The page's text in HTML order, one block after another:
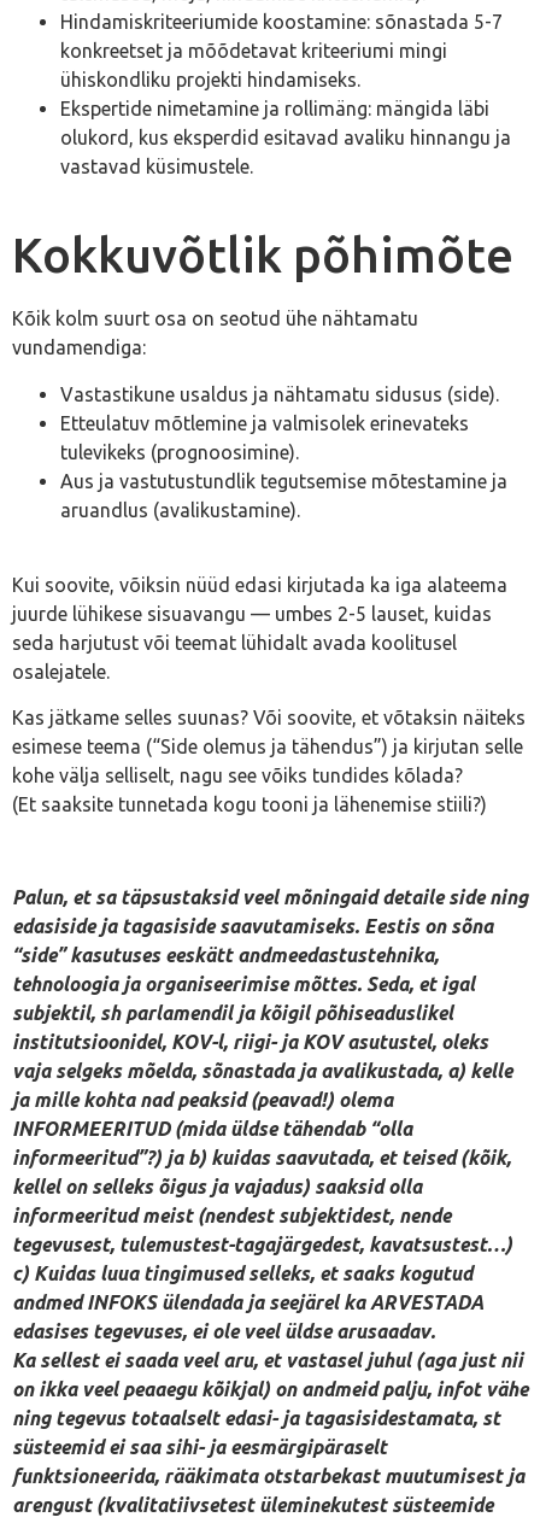
Hindamiskriteeriumide koostamine: sõnastada 5-7
konkreetset ja mõõdetavat kriteeriumi mingi
ühiskondliku projekti hindamiseks.
Ekspertide nimetamine ja rollimäng: mängida läbi
olukord, kus eksperdid esitavad avaliku hinnangu ja
vastavad küsimustele.
Kokkuvõtlik põhimõte
Kõik kolm suurt osa on seotud ühe nähtamatu
vundamendiga:
Vastastikune usaldus ja nähtamatu sidusus (side).
Etteulatuv mõtlemine ja valmisolek erinevateks
tulevikeks (prognoosimine).
Aus ja vastutustundlik tegutsemise mõtestamine ja
aruandlus (avalikustamine).
Kui soovite, võiksin nüüd edasi kirjutada ka iga alateema
juurde lühikese sisuavangu — umbes 2-5 lauset, kuidas
seda harjutust või teemat lühidalt avada koolitusel
osalejatele.
Kas jätkame selles suunas? Või soovite, et võtaksin näiteks
esimese teema (“Side olemus ja tähendus”) ja kirjutan selle
kohe välja selliselt, nagu see võiks tundides kõlada?
(Et saaksite tunnetada kogu tooni ja lähenemise stiili?)
Palun, et sa täpsustaksid veel mõningaid detaile side ning
edasiside ja tagasiside saavutamiseks. Eestis on sõna
“side” kasutuses eeskätt andmeedastustehnika,
tehnoloogia ja organiseerimise mõttes. Seda, et igal
subjektil, sh parlamendil ja kõigil põhiseaduslikel
institutsioonidel, KOV-l, riigi- ja KOV asutustel, oleks
vaja selgeks mõelda, sõnastada ja avalikustada, a) kelle
ja mille kohta nad peaksid (peavad!) olema
INFORMEERITUD (mida üldse tähendab “olla
informeeritud”?) ja b) kuidas saavutada, et teised (kõik,
kellel on selleks õigus ja vajadus) saaksid olla
informeeritud meist (nendest subjektidest, nende
tegevusest, tulemustest-tagajärgedest, kavatsustest…)
c) Kuidas luua tingimused selleks, et saaks kogutud
andmed INFOKS ülendada ja seejärel ka ARVESTADA
edasises tegevuses, ei ole veel üldse arusaadav.
Ka sellest ei saada veel aru, et vastasel juhul (aga just nii
on ikka veel peaaegu kõikjal) on andmeid palju, infot vähe
ning tegevus totaalselt edasi- ja tagasisidestamata, st
süsteemid ei saa sihi- ja eesmärgipäraselt
funktsioneerida, rääkimata otstarbekast muutumisest ja
arengust (kvalitatiivsetest üleminekutest süsteemide